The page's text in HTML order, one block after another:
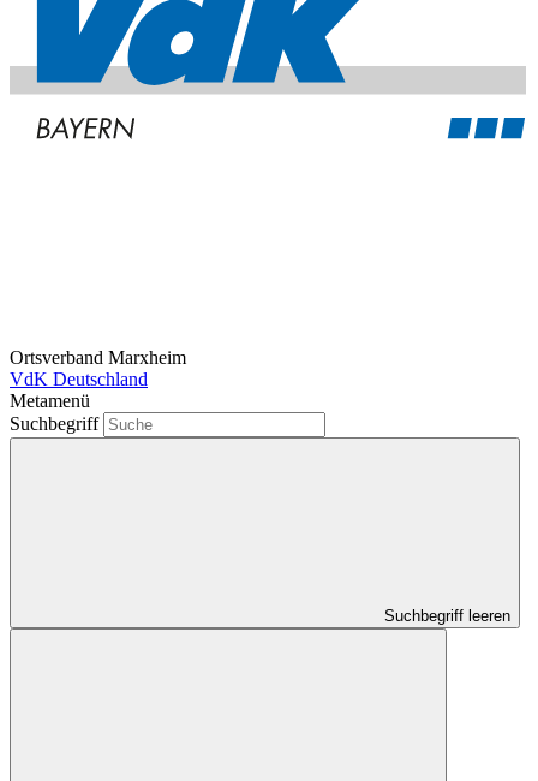
Ortsverband Marxheim
VdK Deutschland
Metamenü
Suchbegriff
Suchbegriff leeren